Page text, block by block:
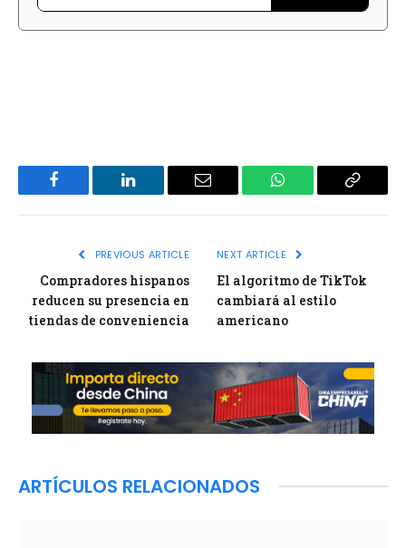
Facebook LinkedIn Email WhatsApp Copy
PREVIOUS ARTICLE
Compradores hispanos
reducen su presencia en
tiendas de conveniencia
NEXT ARTICLE
El algoritmo de TikTok
cambiará al estilo
americano
ARTÍCULOS RELACIONADOS